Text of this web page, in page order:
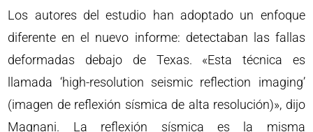
Los autores del estudio han adoptado un enfoque
diferente en el nuevo informe: detectaban las fallas
deformadas debajo de Texas. «Esta técnica es
llamada ‘high-resolution seismic reflection imaging’
(imagen de reflexión sísmica de alta resolución)», dijo
Magnani. La reflexión sísmica es la misma